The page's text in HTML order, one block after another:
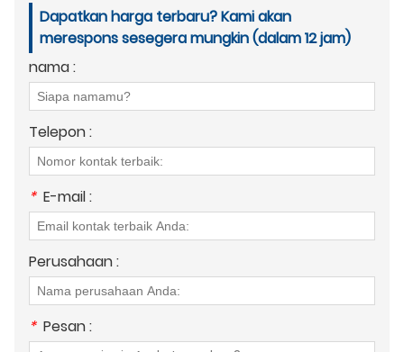
Dapatkan harga terbaru? Kami akan
merespons sesegera mungkin (dalam 12 jam)
nama :
Telepon :
* E-mail :
Perusahaan :
* Pesan :